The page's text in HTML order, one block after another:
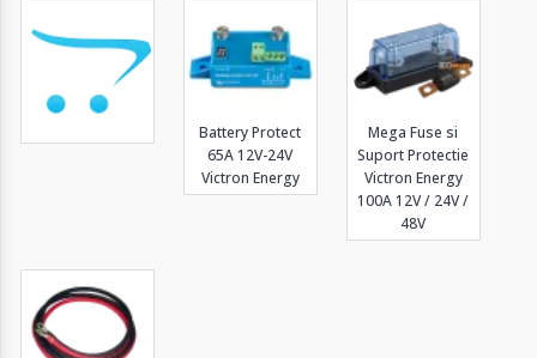
Battery Protect
65A 12V-24V
Victron Energy
Mega Fuse si
Suport Protectie
Victron Energy
100A 12V / 24V /
48V